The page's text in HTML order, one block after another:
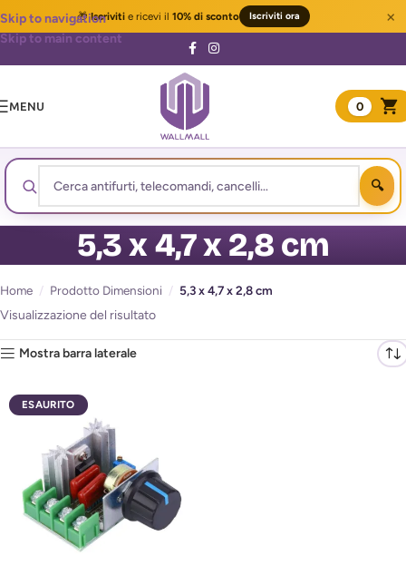
🎁Iscrivitie ricevi il 10% di sconto Iscriviti ora ×
Skip to navigation
Skip to main content
MENU 0
5,3 x 4,7 x 2,8 cm
Home / Prodotto Dimensioni / 5,3 x 4,7 x 2,8 cm
Visualizzazione del risultato
Mostra barra laterale
ESAURITO